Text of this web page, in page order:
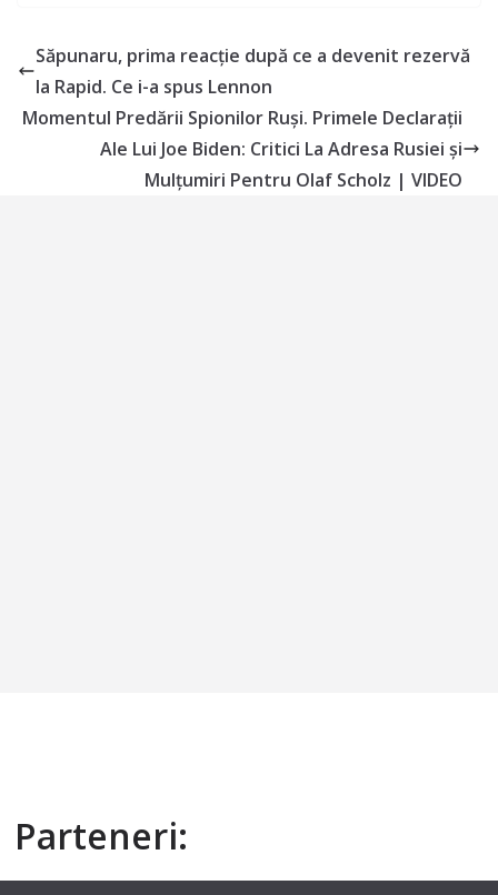
Săpunaru, prima reacție după ce a devenit rezervă
la Rapid. Ce i-a spus Lennon
Momentul Predării Spionilor Ruși. Primele Declarații
Ale Lui Joe Biden: Critici La Adresa Rusiei și
Mulțumiri Pentru Olaf Scholz | VIDEO
Parteneri: